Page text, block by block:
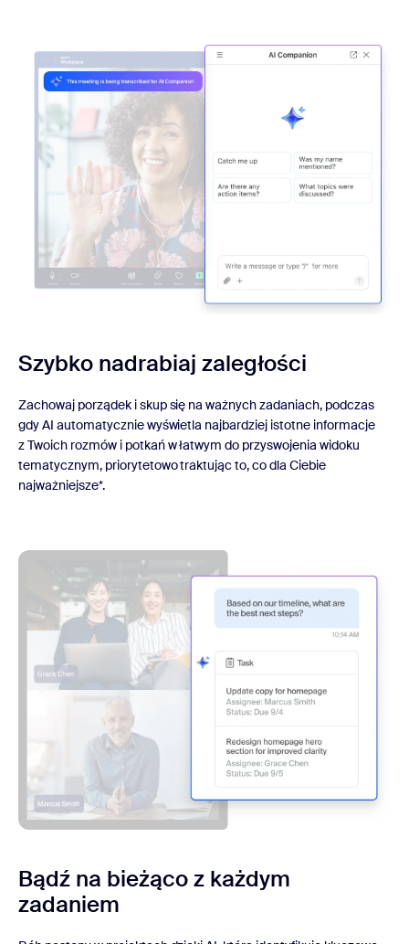
Szybko nadrabiaj zaległości
Zachowaj porządek i skup się na ważnych zadaniach, podczas
gdy AI automatycznie wyświetla najbardziej istotne informacje
z Twoich rozmów i potkań w łatwym do przyswojenia widoku
tematycznym, priorytetowo traktując to, co dla Ciebie
najważniejsze*.
Bądź na bieżąco z każdym
zadaniem